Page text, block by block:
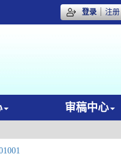
登录｜注册
审稿中心